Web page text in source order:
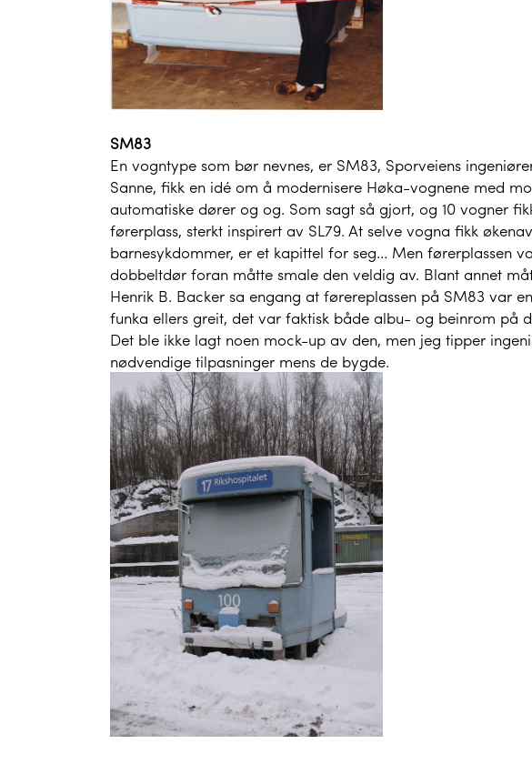
SM83
En vogntype som bør nevnes, er SM83, Sporveiens
Sanne, fikk en idé om å modernisere Høka-vognene med
automatiske dører og og. Som sagt så gjort, og 10 vogner
førerplass, sterkt inspirert av SL79. At selve vogna fikk
barnesykdommer, er et kapittel for seg… Men førerplassen
dobbeltdør foran måtte smale den veldig av. Blant annet
Henrik B. Backer sa engang at førereplassen på SM83 var
funka ellers greit, det var faktisk både albu- og beinrom på
Det ble ikke lagt noen mock-up av den, men jeg tipper
nødvendige tilpasninger mens de bygde.